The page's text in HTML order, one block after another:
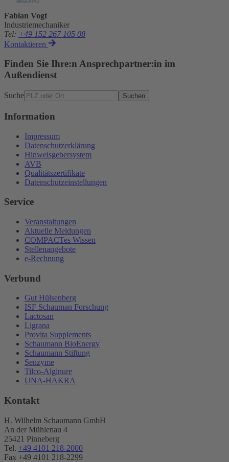
Fabian Vogt
Industriemechaniker
Tel: +49 152 267 105 08
Kontaktieren
Finden Sie Ihre:n Ansprechpartner:in im
Außendienst
Suche Suchen
Information
Impressum
Datenschutzerklärung
Hinweisgebersystem
AVB
Qualitätszertifikate
Datenschutzeinstellungen
Service
Veranstaltungen
Aktuelle Meldungen
COMPACTes Wissen
Stellenangebote
e-Rechnung
Verbund
Gut Hülsenberg
ISF Schauman Forschung
Lactosan
Ligrana
Provita Supplements
Schaumann BioEnergy
Schaumann Stiftung
Senzyme
Tilco-Alginure
UNA-HAKRA
Kontakt
H. Wilhelm Schaumann GmbH
An der Mühlenau 4
25421 Pinneberg
Tel. +49 4101 218-2000
Fax +49 4101 218​-2299